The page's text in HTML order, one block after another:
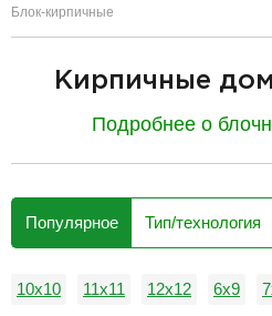
Блок-кирпичные
Кирпичные
Подробнее о
Популярное Тип/технология
10х10 11х11 12х12 6х9